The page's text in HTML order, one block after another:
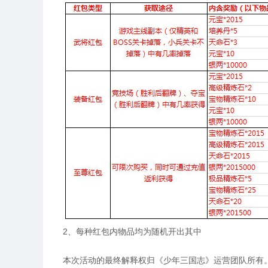
2、每种红包内物品均为随机开出其中
本次活动的最终解释权归《少年三国志》运营团队所有